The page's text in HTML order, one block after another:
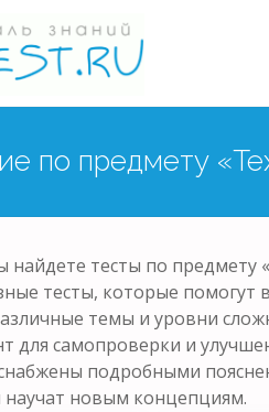
по предмету
тесты по предмету
тесты, которые помогут
темы и уровни
для самопроверки и
подробными
научат новым концепциям.